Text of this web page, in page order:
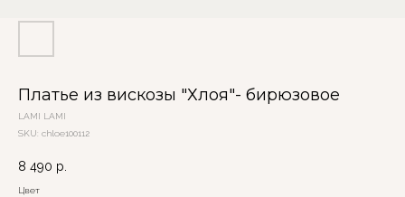
Платье из вискозы "Хлоя"- бирюзовое
LAMI LAMI
SKU: chloe100112
8 490 р.
Цвет